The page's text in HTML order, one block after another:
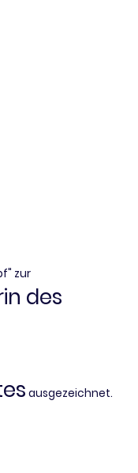
zur
des
ausgezeichnet.